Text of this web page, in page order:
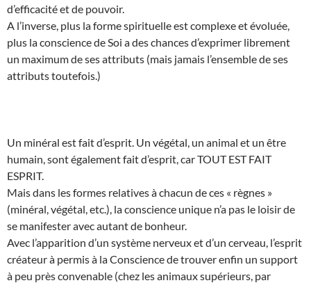
d’efficacité et de pouvoir.
A l’inverse, plus la forme spirituelle est complexe et évoluée,
plus la conscience de Soi a des chances d’exprimer librement
un maximum de ses attributs (mais jamais l’ensemble de ses
attributs toutefois.)
Un minéral est fait d’esprit. Un végétal, un animal et un être
humain, sont également fait d’esprit, car TOUT EST FAIT
ESPRIT.
Mais dans les formes relatives à chacun de ces « règnes »
(minéral, végétal, etc.), la conscience unique n’a pas le loisir de
se manifester avec autant de bonheur.
Avec l’apparition d’un système nerveux et d’un cerveau, l’esprit
créateur à permis à la Conscience de trouver enfin un support
à peu près convenable (chez les animaux supérieurs, par